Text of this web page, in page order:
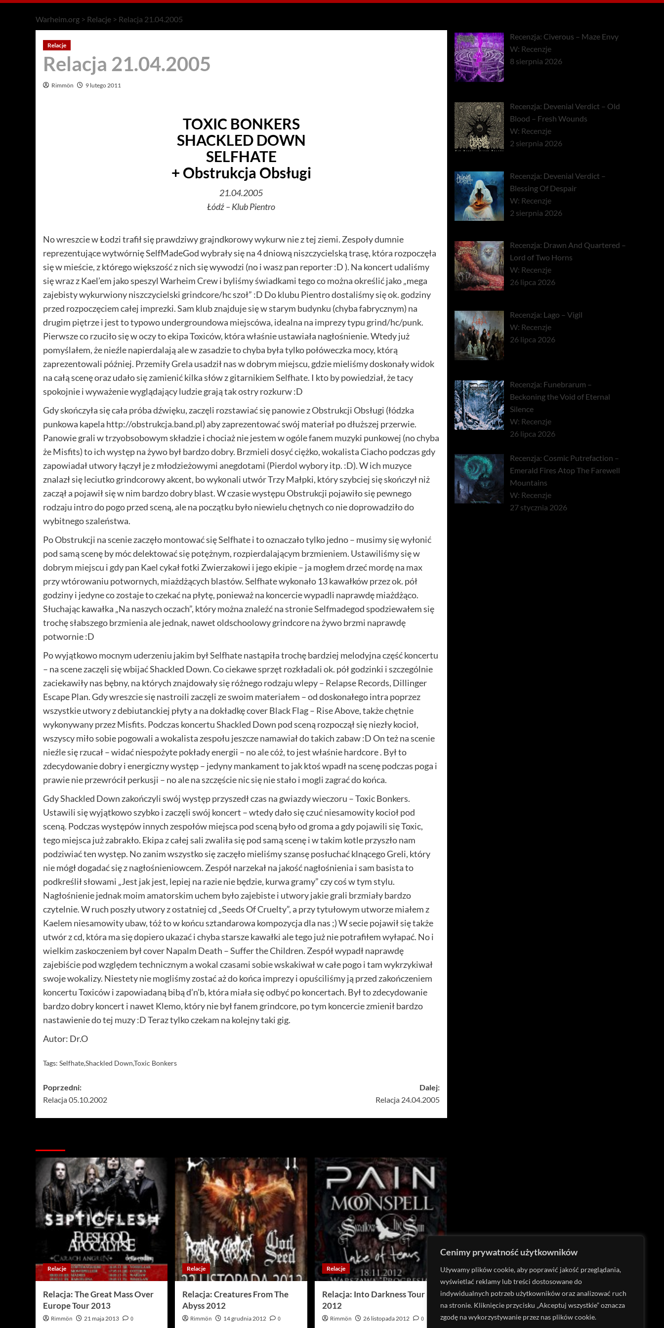
Cenimy prywatność użytkowników
Używamy plików cookie, aby poprawić jakość przeglądania,
wyświetlać reklamy lub treści dostosowane do
indywidualnych potrzeb użytkowników oraz analizować ruch
na stronie. Kliknięcie przycisku „Akceptuj wszystkie” oznacza
zgodę na wykorzystywanie przez nas plików cookie.
Warheim.org > Relacje > Relacja 21.04.2005
Relacje
Relacja 21.04.2005
Rimmön 9 lutego 2011
TOXIC BONKERS
SHACKLED DOWN
SELFHATE
+ Obstrukcja Obsługi
21.04.2005
Łódź – Klub Pientro
No wreszcie w Łodzi trafił się prawdziwy grajndkorowy wykurw nie z tej ziemi. Zespoły dumnie
reprezentujące wytwórnię SelfMadeGod wybrały się na 4 dniową niszczycielską trasę, która rozpoczęła
się w mieście, z którego większość z nich się wywodzi (no i wasz pan reporter :D ). Na koncert udaliśmy
się wraz z Kael’em jako speszyl Warheim Crew i byliśmy świadkami tego co można określić jako „mega
zajebisty wykurwiony niszczycielski grindcore/hc szoł” :D Do klubu Pientro dostaliśmy się ok. godziny
przed rozpoczęciem całej imprezki. Sam klub znajduje się w starym budynku (chyba fabrycznym) na
drugim piętrze i jest to typowo undergroundowa miejscówa, idealna na imprezy typu grind/hc/punk.
Pierwsze co rzuciło się w oczy to ekipa Toxiców, która właśnie ustawiała nagłośnienie. Wtedy już
pomyślałem, że nieźle napierdalają ale w zasadzie to chyba była tylko połóweczka mocy, którą
zaprezentowali później. Przemiły Grela usadził nas w dobrym miejscu, gdzie mieliśmy doskonały widok
na całą scenę oraz udało się zamienić kilka słów z gitarnikiem Selfhate. I kto by powiedział, że tacy
spokojnie i wyważenie wyglądający ludzie grają tak ostry rozkurw :D
Gdy skończyła się cała próba dźwięku, zaczęli rozstawiać się panowie z Obstrukcji Obsługi (łódzka
punkowa kapela http://obstrukcja.band.pl) aby zaprezentować swój materiał po dłuższej przerwie.
Panowie grali w trzyobsobowym składzie i chociaż nie jestem w ogóle fanem muzyki punkowej (no chyba
że Misfits) to ich występ na żywo był bardzo dobry. Brzmieli dosyć ciężko, wokalista Ciacho podczas gdy
zapowiadał utwory łączył je z młodzieżowymi anegdotami (Pierdol wybory itp. :D). W ich muzyce
znalazł się leciutko grindcorowy akcent, bo wykonali utwór Trzy Małpki, który szybciej się skończył niż
zaczął a pojawił się w nim bardzo dobry blast. W czasie występu Obstrukcji pojawiło się pewnego
rodzaju intro do pogo przed sceną, ale na początku było niewielu chętnych co nie doprowadziło do
wybitnego szaleństwa.
Po Obstrukcji na scenie zaczęło montować się Selfhate i to oznaczało tylko jedno – musimy się wyłonić
pod samą scenę by móc delektować się potężnym, rozpierdalającym brzmieniem. Ustawiliśmy się w
dobrym miejscu i gdy pan Kael cykał fotki Zwierzakowi i jego ekipie – ja mogłem drzeć mordę na max
przy wtórowaniu potwornych, miażdżących blastów. Selfhate wykonało 13 kawałków przez ok. pół
godziny i jedyne co zostaje to czekać na płytę, ponieważ na koncercie wypadli naprawdę miażdżąco.
Słuchając kawałka „Na naszych oczach”, który można znaleźć na stronie Selfmadegod spodziewałem się
trochę słabszego brzmienia ale jednak, nawet oldschoolowy grindcore na żywo brzmi naprawdę
potwornie :D
Po wyjątkowo mocnym uderzeniu jakim był Selfhate nastąpiła trochę bardziej melodyjna część koncertu
– na scene zaczęli się wbijać Shackled Down. Co ciekawe sprzęt rozkładali ok. pół godzinki i szczególnie
zaciekawiły nas bębny, na których znajdowały się różnego rodzaju wlepy – Relapse Records, Dillinger
Escape Plan. Gdy wreszcie się nastroili zaczęli ze swoim materiałem – od doskonałego intra poprzez
wszystkie utwory z debiutanckiej płyty a na dokładkę cover Black Flag – Rise Above, także chętnie
wykonywany przez Misfits. Podczas koncertu Shackled Down pod sceną rozpoczął się niezły kocioł,
wszyscy miło sobie pogowali a wokalista zespołu jeszcze namawiał do takich zabaw :D On też na scenie
nieźle się rzucał – widać niespożyte pokłady energii – no ale cóż, to jest właśnie hardcore . Był to
zdecydowanie dobry i energiczny występ – jedyny mankament to jak ktoś wpadł na scenę podczas poga i
prawie nie przewrócił perkusji – no ale na szczęście nic się nie stało i mogli zagrać do końca.
Gdy Shackled Down zakończyli swój występ przyszedł czas na gwiazdy wieczoru – Toxic Bonkers.
Ustawili się wyjątkowo szybko i zaczęli swój koncert – wtedy dało się czuć niesamowity kocioł pod
sceną. Podczas występów innych zespołów miejsca pod sceną było od groma a gdy pojawili się Toxic,
tego miejsca już zabrakło. Ekipa z całej sali zwaliła się pod samą scenę i w takim kotle przyszło nam
podziwiać ten występ. No zanim wszystko się zaczęło mieliśmy szansę posłuchać klnącego Greli, który
nie mógł dogadać się z nagłośnieniowcem. Zespół narzekał na jakość nagłośnienia i sam basista to
podkreślił słowami „Jest jak jest, lepiej na razie nie będzie, kurwa gramy” czy coś w tym stylu.
Nagłośnienie jednak moim amatorskim uchem było zajebiste i utwory jakie grali brzmiały bardzo
czytelnie. W ruch poszły utwory z ostatniej cd „Seeds Of Cruelty”, a przy tytułowym utworze miałem z
Kaelem niesamowity ubaw, tóż to w końcu sztandarowa kompozycja dla nas ;) W secie pojawił się także
utwór z cd, która ma się dopiero ukazać i chyba starsze kawałki ale tego już nie potrafiłem wyłapać. No i
wielkim zaskoczeniem był cover Napalm Death – Suffer the Children. Zespół wypadł naprawdę
zajebiście pod względem technicznym a wokal czasami sobie wskakiwał w całe pogo i tam wykrzykiwał
swoje wokalizy. Niestety nie mogliśmy zostać aż do końca imprezy i opuściliśmy ją przed zakończeniem
koncertu Toxiców i zapowiadaną bibą d’n’b, która miała się odbyć po koncertach. Był to zdecydowanie
bardzo dobry koncert i nawet Klemo, który nie był fanem grindcore, po tym koncercie zmienił bardzo
nastawienie do tej muzy :D Teraz tylko czekam na kolejny taki gig.
Autor: Dr.O
Tags: Selfhate,Shackled Down,Toxic Bonkers
Zobacz
wpisy
Poprzedni:
Relacja 05.10.2002
Dalej:
Relacja 24.04.2005
Relacje
Relacja: The Great Mass Over
Europe Tour 2013
Rimmön 21 maja 2013 0
Relacje
Relacja: Creatures From The
Abyss 2012
Rimmön 14 grudnia 2012 0
Relacje
Relacja: Into Darkness Tour
2012
Rimmön 26 listopada 2012 0
Recenzja: Civerous – Maze Envy
W: Recenzje
8 sierpnia 2026
Recenzja: Devenial Verdict – Old
Blood – Fresh Wounds
W: Recenzje
2 sierpnia 2026
Recenzja: Devenial Verdict –
Blessing Of Despair
W: Recenzje
2 sierpnia 2026
Recenzja: Drawn And Quartered –
Lord of Two Horns
W: Recenzje
26 lipca 2026
Recenzja: Lago – Vigil
W: Recenzje
26 lipca 2026
Recenzja: Funebrarum –
Beckoning the Void of Eternal
Silence
W: Recenzje
26 lipca 2026
Recenzja: Cosmic Putrefaction –
Emerald Fires Atop The Farewell
Mountains
W: Recenzje
27 stycznia 2026